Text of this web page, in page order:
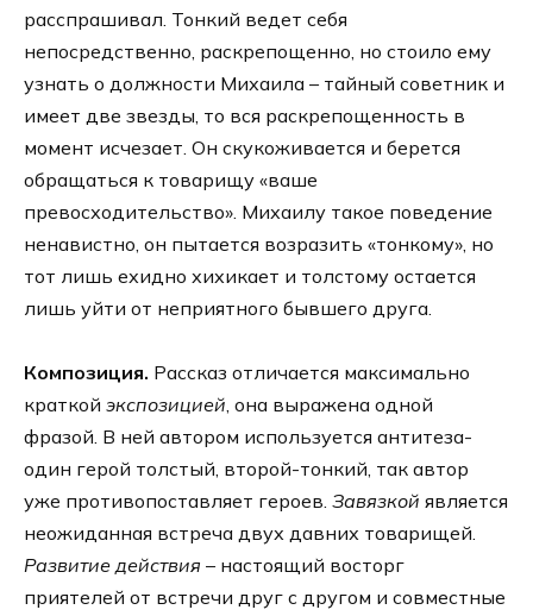
расспрашивал. Тонкий ведет себя
непосредственно, раскрепощенно, но стоило ему
узнать о должности Михаила – тайный советник и
имеет две звезды, то вся раскрепощенность в
момент исчезает. Он скукоживается и берется
обращаться к товарищу «ваше
превосходительство». Михаилу такое поведение
ненавистно, он пытается возразить «тонкому», но
тот лишь ехидно хихикает и толстому остается
лишь уйти от неприятного бывшего друга.
Композиция. Рассказ отличается максимально
краткой экспозицией, она выражена одной
фразой. В ней автором используется антитеза-
один герой толстый, второй-тонкий, так автор
уже противопоставляет героев. Завязкой является
неожиданная встреча двух давних товарищей.
Развитие действия – настоящий восторг
приятелей от встречи друг с другом и совместные